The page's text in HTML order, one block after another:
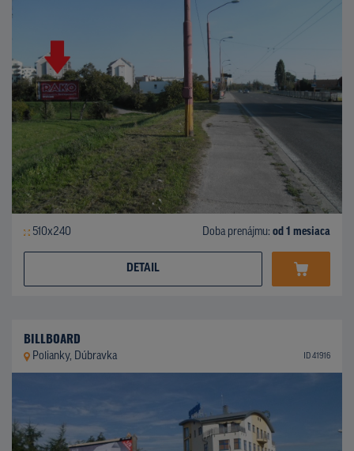
510x240 Doba prenájmu: od 1 mesiaca
DETAIL
BILLBOARD
Polianky, Dúbravka ID 41916